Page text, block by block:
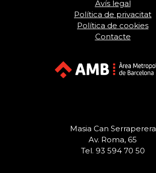
Avís legal
Política de privacitat
Política de cookies
Contacte
Masia Can Serraperera
Av. Roma, 65
Tel. 93 594 70 50